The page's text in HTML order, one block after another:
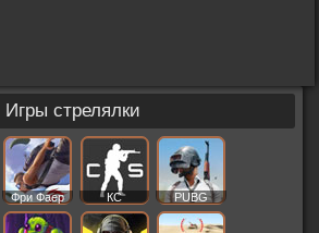
Игры стрелялки
Фри Фаер КС PUBG